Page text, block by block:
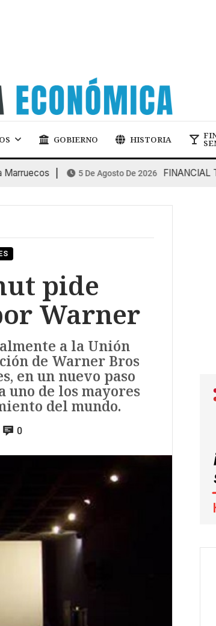
GOBIERNO HISTORIA
5 De Agosto De 2026 FINANCIAL
pide
Warner
a la Unión
de Warner Bros
en un nuevo paso
de los mayores
del mundo.
0